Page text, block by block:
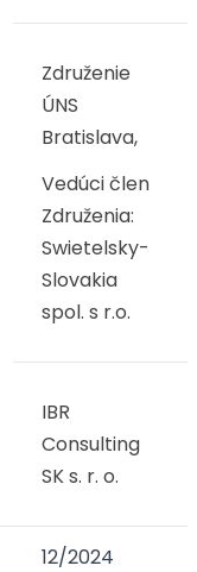
Združenie
ÚNS
Bratislava,
Vedúci člen
Združenia:
Swietelsky-
Slovakia
spol. s r.o.
IBR
Consulting
SK s. r. o.
12/2024